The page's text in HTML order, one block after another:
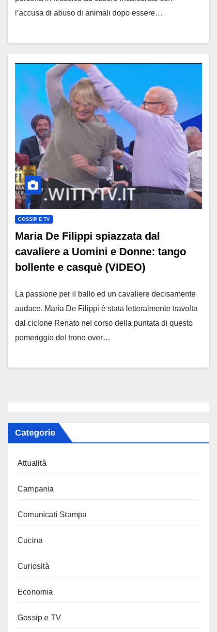
l’accusa di abuso di animali dopo essere…
GOSSIP E TV
Maria De Filippi spiazzata dal
cavaliere a Uomini e Donne: tango
bollente e casquè (VIDEO)
La passione per il ballo ed un cavaliere decisamente
audace. Maria De Filippi è stata letteralmente travolta
dal ciclone Renato nel corso della puntata di questo
pomeriggio del trono over…
Categorie
Attualità
Campania
Comunicati Stampa
Cucina
Curiosità
Economia
Gossip e TV